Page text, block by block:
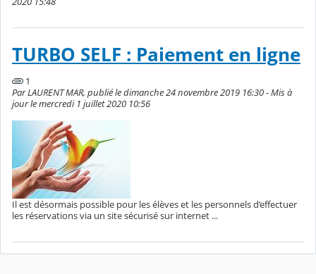
TURBO SELF : Paiement en ligne
1
Par LAURENT MAR, publié le dimanche 24 novembre 2019 16:30 - Mis à
jour le mercredi 1 juillet 2020 10:56
Il est désormais possible pour les élèves et les personnels d’effectuer
les réservations via un site sécurisé sur internet ...